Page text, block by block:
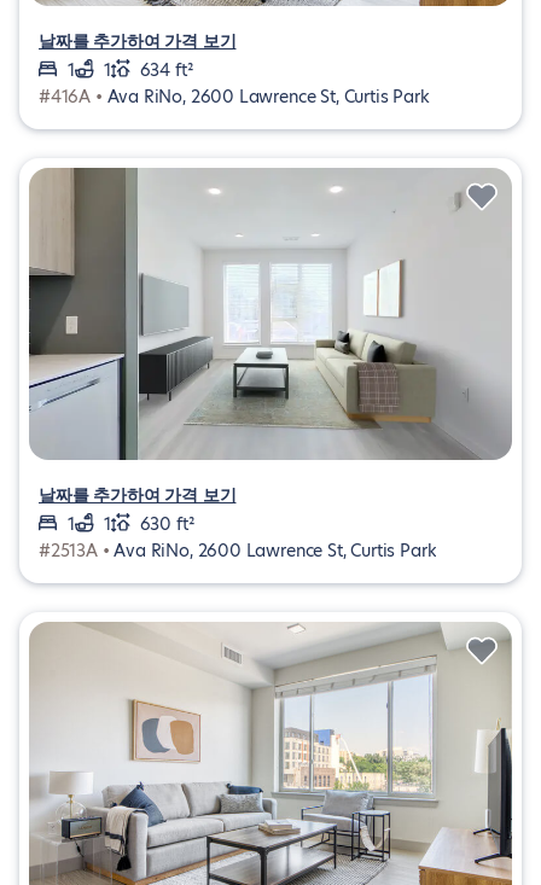
날짜를 추가하여 가격 보기
1
1
634 ft²
#416A • Ava RiNo, 2600 Lawrence St, Curtis Park
날짜를 추가하여 가격 보기
1
1
630 ft²
#2513A •Ava RiNo, 2600 Lawrence St, Curtis Park